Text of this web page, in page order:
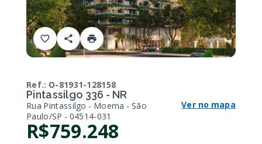
Ref.: O-81931-128158
Pintassilgo 336 - NR
Rua Pintassilgo - Moema - São
Paulo/SP - 04514-031
Ver no mapa
R$759.248